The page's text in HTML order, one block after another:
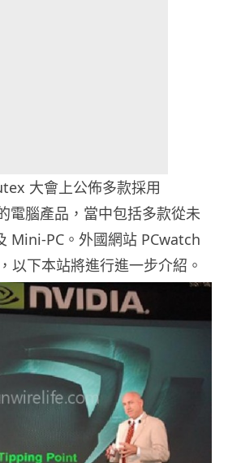
大會上公佈多款採用
電腦產品，當中包括多款從未
Mini-PC。外國網站 PCwatch
以下本站將進行進一步介紹。